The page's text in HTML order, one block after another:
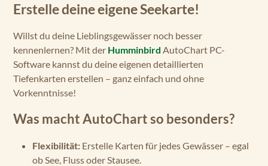
Erstelle deine eigene Seekarte!
Willst du deine Lieblingsgewässer noch besser
kennenlernen? Mit der Humminbird AutoChart PC-
Software kannst du deine eigenen detaillierten
Tiefenkarten erstellen – ganz einfach und ohne
Vorkenntnisse!
Was macht AutoChart so besonders?
Flexibilität: Erstelle Karten für jedes Gewässer – egal
ob See, Fluss oder Stausee.